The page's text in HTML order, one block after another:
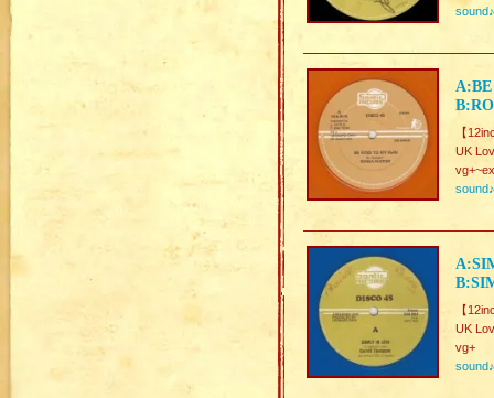
sound♪
【
UK
sound♪
【
UK
vg+
sound♪